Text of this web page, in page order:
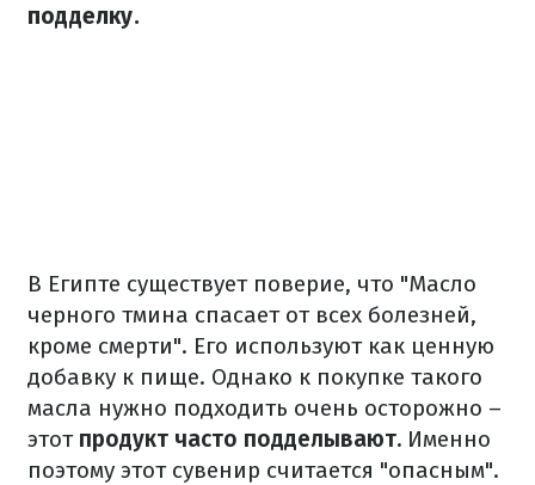
подделку.
В Египте существует поверие, что "Масло
черного тмина спасает от всех болезней,
кроме смерти". Его используют как ценную
добавку к пище. Однако к покупке такого
масла нужно подходить очень осторожно –
этот продукт часто подделывают. Именно
поэтому этот сувенир считается "опасным".